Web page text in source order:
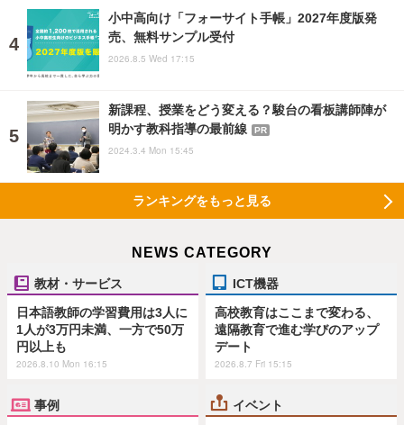
小中高向け「フォーサイト手帳」2027年度版発
売、無料サンプル受付
2026.8.5 Wed 17:15
新課程、授業をどう変える？駿台の看板講師陣が
明かす教科指導の最前線
PR
2024.3.4 Mon 15:45
ランキングをもっと見る
NEWS CATEGORY
教材・サービス
日本語教師の学習費用は3人に
1人が3万円未満、一方で50万
円以上も
2026.8.10 Mon 16:15
ICT機器
高校教育はここまで変わる、
遠隔教育で進む学びのアップ
デート
2026.8.7 Fri 15:15
事例 イベント